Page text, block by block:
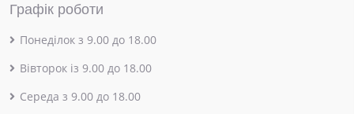
Графік роботи
Понеділок з 9.00 до 18.00
Вівторок із 9.00 до 18.00
Середа з 9.00 до 18.00